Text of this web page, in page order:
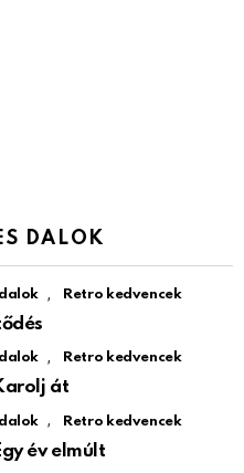
DALOK
, Retro kedvencek
, Retro kedvencek
át
, Retro kedvencek
év elmúlt